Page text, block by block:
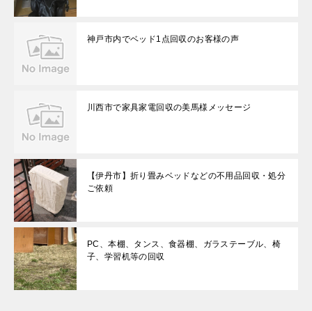
神戸市内でベッド1点回収のお客様の声
川西市で家具家電回収の美馬様メッセージ
【伊丹市】折り畳みベッドなどの不用品回収・処分
ご依頼
PC、本棚、タンス、食器棚、ガラステーブル、椅
子、学習机等の回収